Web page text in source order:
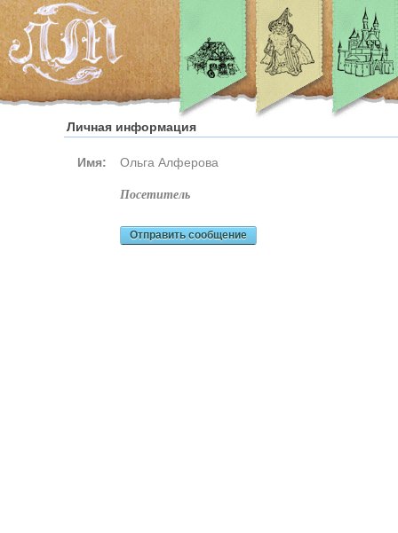
Личная информация
Имя: Ольга Алферова
посетитель
Отправить сообщение